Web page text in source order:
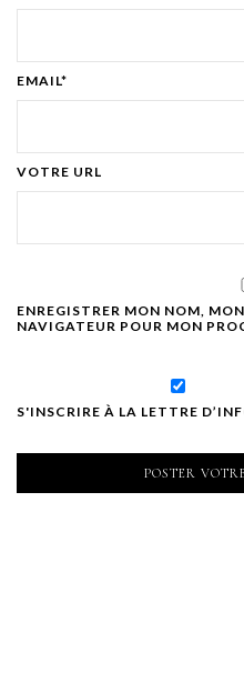
EMAIL*
VOTRE URL
ENREGISTRER MON NOM,
NAVIGATEUR POUR MON
S'INSCRIRE À LA LETTRE